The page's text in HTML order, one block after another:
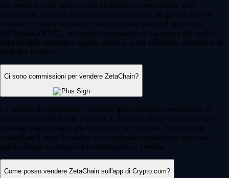
Per vendere ZetaChain su una piattaforma centralizzata, devi
innanzitutto avere un account attivo e verificato. In genere, questo
richiede il completamento di una procedura standard di verifica
dell'identità (KYC), necessaria per garantire la sicurezza del conto e il
rispetto delle normative vigenti prima di poter effettuare operazioni di
trading o prelievi.
Ci sono commissioni per vendere ZetaChain?
La vendita di criptovalute comporta generalmente commissioni di
transazione, costi di rete o spread di mercato, che possono variare in
base alla piattaforma e alle condizioni del mercato. È importante
controllare il tasso di cambio e le eventuali commissioni applicate
sull'exchange scelto prima di autorizzare la vendita.
Come posso vendere ZetaChain sull'app di Crypto.com?